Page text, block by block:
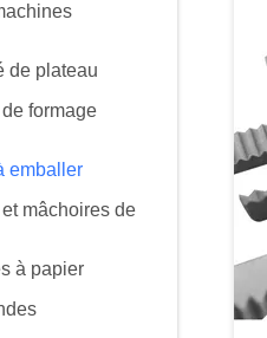
de plateau
formage
emballer
mâchoires de
à papier